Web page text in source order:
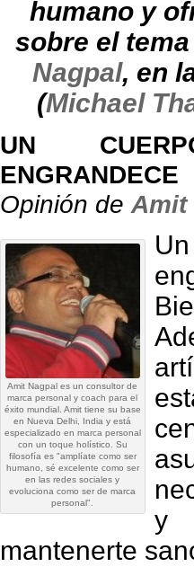
humano y
sobre el
Nagpal, en
(Michael
UN
ENGRANDECE
Opinión de Amit
Amit Nagpal es un consultor de
marca personal y coach para el
éxito mundial. Amit tiene su base
en Nueva Delhi, India y está
especializado en marca personal
con un toque holístico. Su
filosofía es "amplíate como ser
humano, sé excelente como ser
en las redes sociales y
evoluciona como ser de marca
personal".
y
mantenerte